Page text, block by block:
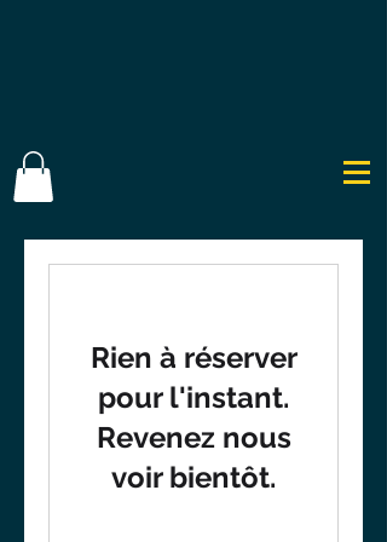
Rien à réserver
pour l'instant.
Revenez nous
voir bientôt.